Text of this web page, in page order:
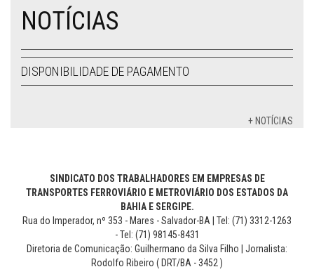
NOTÍCIAS
DISPONIBILIDADE DE PAGAMENTO
+ NOTÍCIAS
SINDICATO DOS TRABALHADORES EM EMPRESAS DE
TRANSPORTES FERROVIÁRIO E METROVIÁRIO DOS ESTADOS DA
BAHIA E SERGIPE.
Rua do Imperador, nº 353 - Mares - Salvador-BA | Tel: (71) 3312-1263
- Tel: (71) 98145-8431
Diretoria de Comunicação: Guilhermano da Silva Filho | Jornalista:
Rodolfo Ribeiro ( DRT/BA - 3452 )